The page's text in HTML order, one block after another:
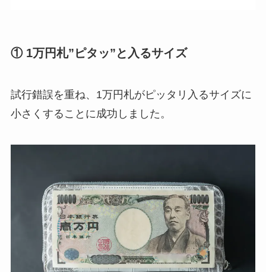
① 1万円札”ピタッ”と入るサイズ
試行錯誤を重ね、1万円札がピッタリ入るサイズに
小さくすることに成功しました。